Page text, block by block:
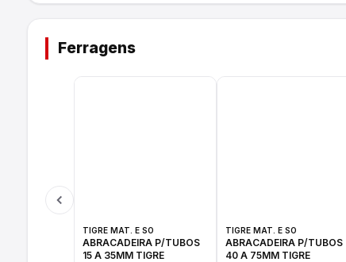
Ferragens
TIGRE MAT. E SO
ABRACADEIRA P/TUBOS
15 A 35MM TIGRE
TIGRE MAT. E SO
ABRACADEIRA P/TUBOS
40 A 75MM TIGRE